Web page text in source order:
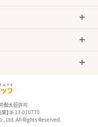
働大臣許可
業】派 13-010770
Ltd. All Rights Reserved.